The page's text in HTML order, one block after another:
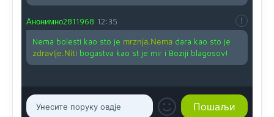
Анонимно2811968 12:35
Nema bolesti kao sto je mrznja.Nemadara kao sto je
zdravlje.Niti bogastva kao st je mir i Boziji blagosov!